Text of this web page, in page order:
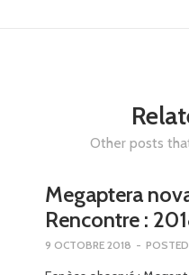
Other posts
Megaptera
Rencontre :
9 OCTOBRE 2018 -